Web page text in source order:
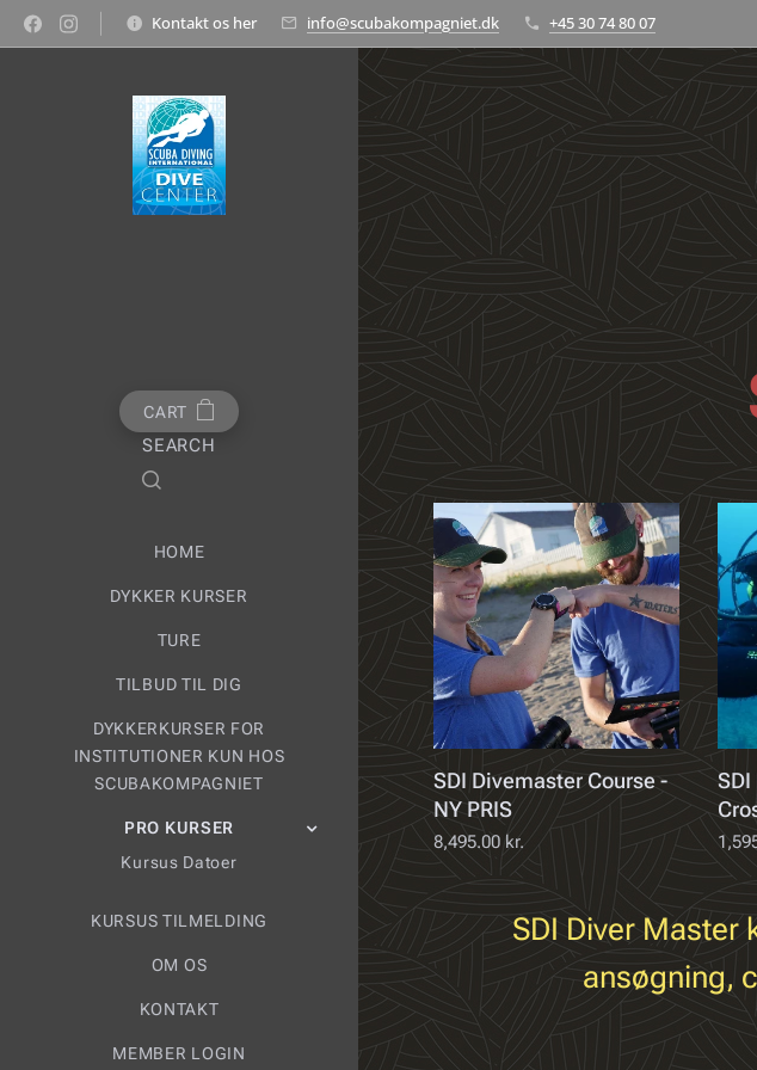
Kontakt os her info@scubakompagniet.dk +45 30 74 80 07
CART
SEARCH
HOME
DYKKER KURSER
TURE
TILBUD TIL DIG
DYKKERKURSER FOR
INSTITUTIONER KUN HOS
SCUBAKOMPAGNIET
PRO KURSER
Kursus Datoer
KURSUS TILMELDING
OM OS
KONTAKT
MEMBER LOGIN
SDI Divemaster Course -
NY PRIS
8,495.00 kr.
SDI Diver Master
ansøgning,